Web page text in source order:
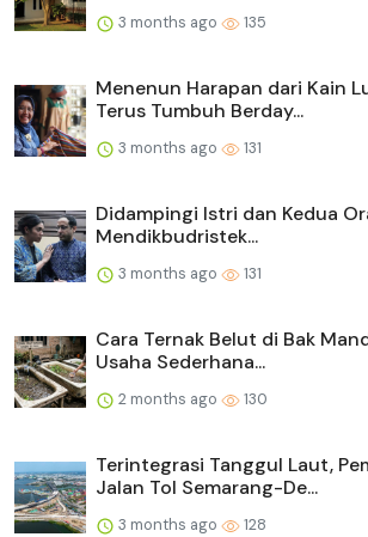
3 months ago 135
Menenun Harapan dari Kain
Terus Tumbuh Berday...
3 months ago 131
Didampingi Istri dan Kedua
Mendikbudristek...
3 months ago 131
Cara Ternak Belut di Bak
Usaha Sederhana...
2 months ago 130
Terintegrasi Tanggul Laut,
Jalan Tol Semarang-De...
3 months ago 128